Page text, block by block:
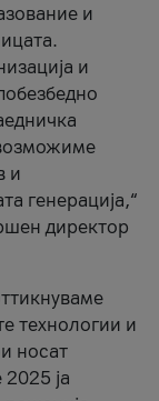
и
и
и
генерација,“
директор
технологии и
носат
ја